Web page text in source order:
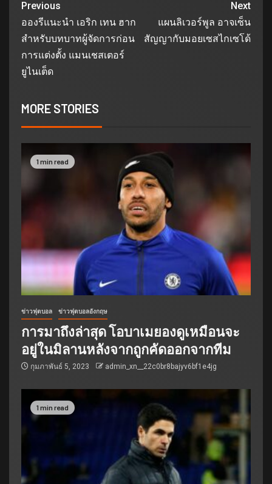
Previous
อองรีแนะนำ เอริก เทน ฮาก
สำหรับบทบาทผู้จัดการก่อน
การแต่งตั้ง แมนเชสเตอร์
ยูไนเต็ด
Next
แผนลิเวอร์พูล อาจเซ็น
สัญญากับมอยเซสไกเซโด้
MORE STORIES
1 min read
ข่าวฟุตบอล ข่าวฟุตบอลอังกฤษ
การมาถึงล่าสุด โอบาเมยองดูเหมือนจะ
อยู่ในมิลานหลังจากถูกคัดออกจากทีม
กุมภาพันธ์ 5, 2023 admin_xn__22c0br8bajyv6bf1e4jg
1 min read